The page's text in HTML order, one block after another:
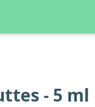
- 5 ml